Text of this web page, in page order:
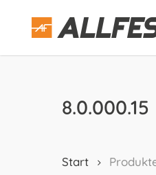
content
8.0.000.15
Start